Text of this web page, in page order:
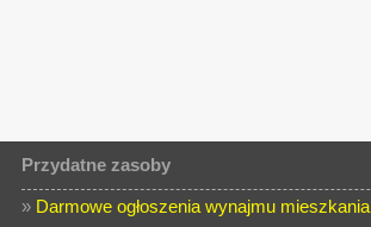
Przydatne zasoby
» Darmowe ogłoszenia wynajmu mieszkania